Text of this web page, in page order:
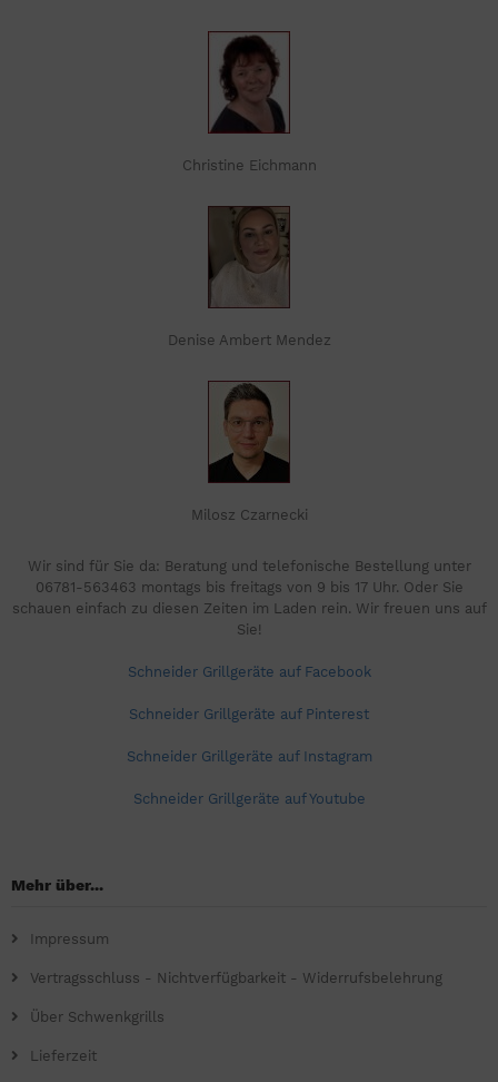
Christine Eichmann
Denise Ambert Mendez
Milosz Czarnecki
Wir sind für Sie da: Beratung und telefonische Bestellung unter
06781-563463 montags bis freitags von 9 bis 17 Uhr. Oder Sie
schauen einfach zu diesen Zeiten im Laden rein. Wir freuen uns auf
Sie!
Schneider Grillgeräte auf Facebook
Schneider Grillgeräte auf Pinterest
Schneider Grillgeräte auf Instagram
Schneider Grillgeräte auf Youtube
Mehr über...
Impressum
Vertragsschluss - Nichtverfügbarkeit - Widerrufsbelehrung
Über Schwenkgrills
Lieferzeit